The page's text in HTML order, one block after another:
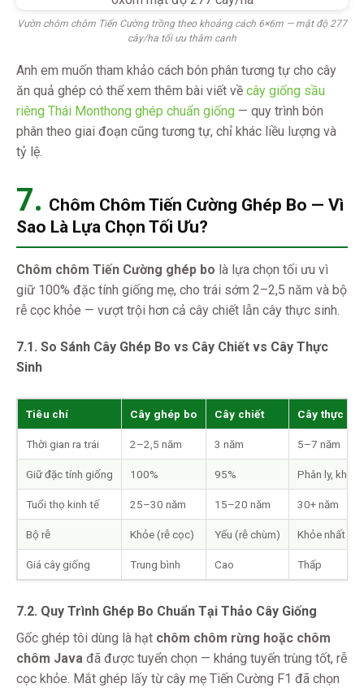
Vườn chôm chôm Tiến Cường trồng theo khoảng cách 6×6m — mật độ 277
cây/ha tối ưu thâm canh
Anh em muốn tham khảo cách bón phân tương tự cho cây
ăn quả ghép có thể xem thêm bài viết về cây giống sầu
riêng Thái Monthong ghép chuẩn giống — quy trình bón
phân theo giai đoạn cũng tương tự, chỉ khác liều lượng và
tỷ lệ.
7. Chôm Chôm Tiến Cường Ghép Bo — Vì
Sao Là Lựa Chọn Tối Ưu?
Chôm chôm Tiến Cường ghép bo là lựa chọn tối ưu vì
giữ 100% đặc tính giống mẹ, cho trái sớm 2–2,5 năm và bộ
rễ cọc khỏe — vượt trội hơn cả cây chiết lẫn cây thực sinh.
7.1. So Sánh Cây Ghép Bo vs Cây Chiết vs Cây Thực
Sinh
Tiêu chí Cây ghép bo Cây chiết Cây thực
Thời gian ra trái 2–2,5 năm 3 năm 5–7 năm
Giữ đặc tính giống 100% 95% Phân ly,
Tuổi thọ kinh tế 25–30 năm 15–20 năm 30+ năm
Bộ rễ Khỏe (rễ cọc) Yếu (rễ chùm) Khỏe nhất
Giá cây giống Trung bình Cao Thấp
7.2. Quy Trình Ghép Bo Chuẩn Tại Thảo Cây Giống
Gốc ghép tôi dùng là hạt chôm chôm rừng hoặc chôm
chôm Java đã được tuyển chọn — kháng tuyến trùng tốt, rễ
cọc khỏe. Mắt ghép lấy từ cây mẹ Tiến Cường F1 đã chọn